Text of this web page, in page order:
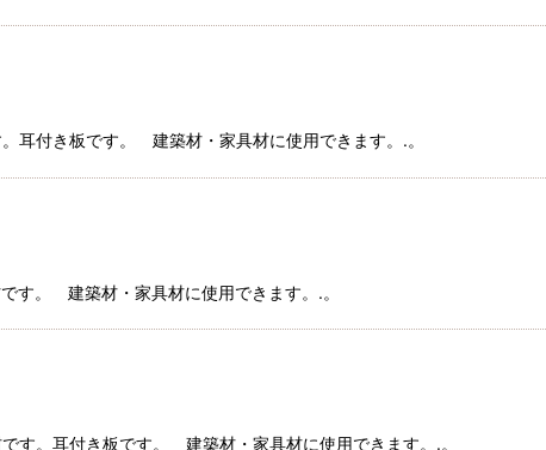
付き板です。 建築材・家具材に使用できます。.。
。 建築材・家具材に使用できます。.。
。耳付き板です。 建築材・家具材に使用できます。.。